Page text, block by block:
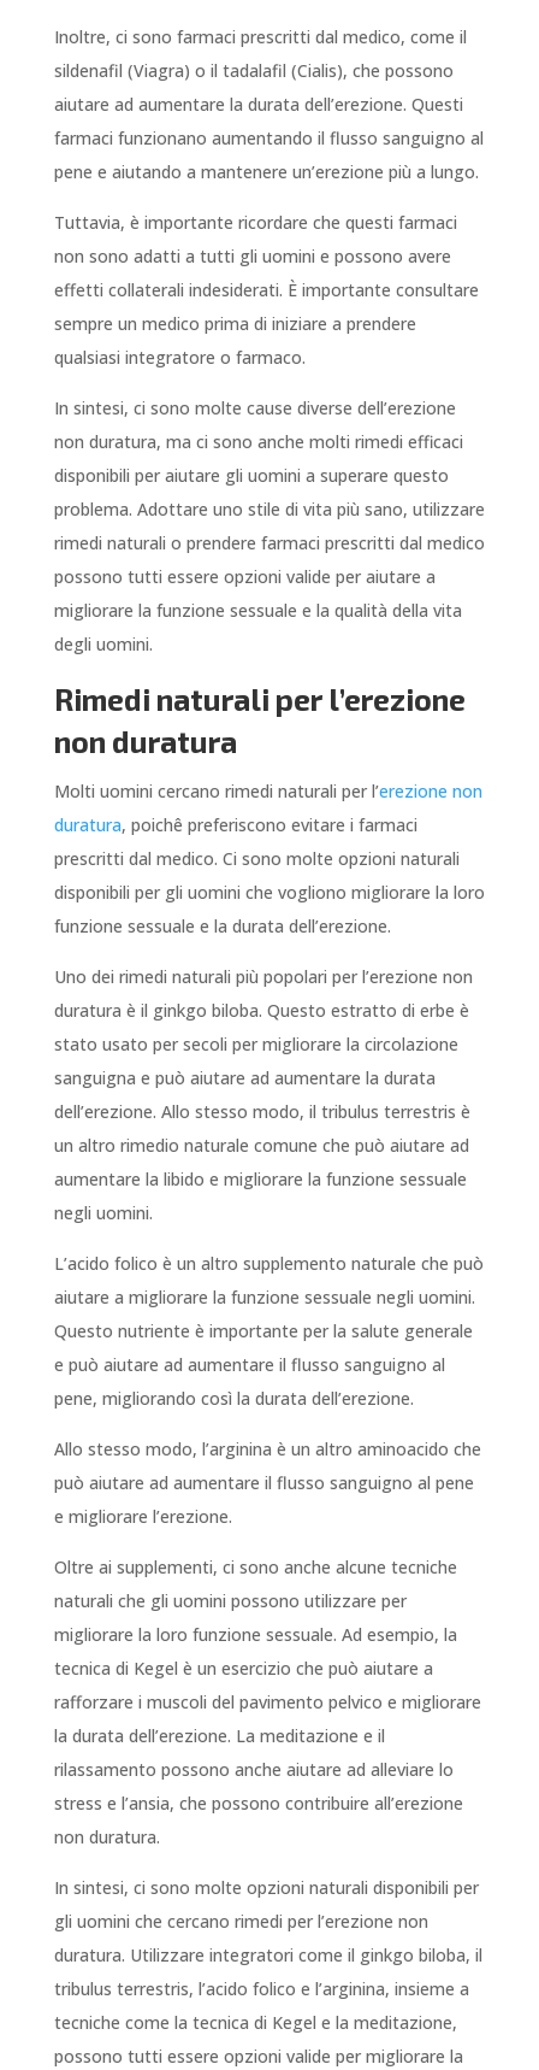
Inoltre, ci sono farmaci prescritti dal medico, come il
sildenafil (Viagra) o il tadalafil (Cialis), che possono
aiutare ad aumentare la durata dell’erezione. Questi
farmaci funzionano aumentando il flusso sanguigno al
pene e aiutando a mantenere un’erezione più a lungo.
Tuttavia, è importante ricordare che questi farmaci
non sono adatti a tutti gli uomini e possono avere
effetti collaterali indesiderati. È importante consultare
sempre un medico prima di iniziare a prendere
qualsiasi integratore o farmaco.
In sintesi, ci sono molte cause diverse dell’erezione
non duratura, ma ci sono anche molti rimedi efficaci
disponibili per aiutare gli uomini a superare questo
problema. Adottare uno stile di vita più sano, utilizzare
rimedi naturali o prendere farmaci prescritti dal medico
possono tutti essere opzioni valide per aiutare a
migliorare la funzione sessuale e la qualità della vita
degli uomini.
Rimedi naturali per l’erezione
non duratura
Molti uomini cercano rimedi naturali per l’erezione non
duratura, poichê preferiscono evitare i farmaci
prescritti dal medico. Ci sono molte opzioni naturali
disponibili per gli uomini che vogliono migliorare la loro
funzione sessuale e la durata dell’erezione.
Uno dei rimedi naturali più popolari per l’erezione non
duratura è il ginkgo biloba. Questo estratto di erbe è
stato usato per secoli per migliorare la circolazione
sanguigna e può aiutare ad aumentare la durata
dell’erezione. Allo stesso modo, il tribulus terrestris è
un altro rimedio naturale comune che può aiutare ad
aumentare la libido e migliorare la funzione sessuale
negli uomini.
L’acido folico è un altro supplemento naturale che può
aiutare a migliorare la funzione sessuale negli uomini.
Questo nutriente è importante per la salute generale
e può aiutare ad aumentare il flusso sanguigno al
pene, migliorando così la durata dell’erezione.
Allo stesso modo, l’arginina è un altro aminoacido che
può aiutare ad aumentare il flusso sanguigno al pene
e migliorare l’erezione.
Oltre ai supplementi, ci sono anche alcune tecniche
naturali che gli uomini possono utilizzare per
migliorare la loro funzione sessuale. Ad esempio, la
tecnica di Kegel è un esercizio che può aiutare a
rafforzare i muscoli del pavimento pelvico e migliorare
la durata dell’erezione. La meditazione e il
rilassamento possono anche aiutare ad alleviare lo
stress e l’ansia, che possono contribuire all’erezione
non duratura.
In sintesi, ci sono molte opzioni naturali disponibili per
gli uomini che cercano rimedi per l’erezione non
duratura. Utilizzare integratori come il ginkgo biloba, il
tribulus terrestris, l’acido folico e l’arginina, insieme a
tecniche come la tecnica di Kegel e la meditazione,
possono tutti essere opzioni valide per migliorare la